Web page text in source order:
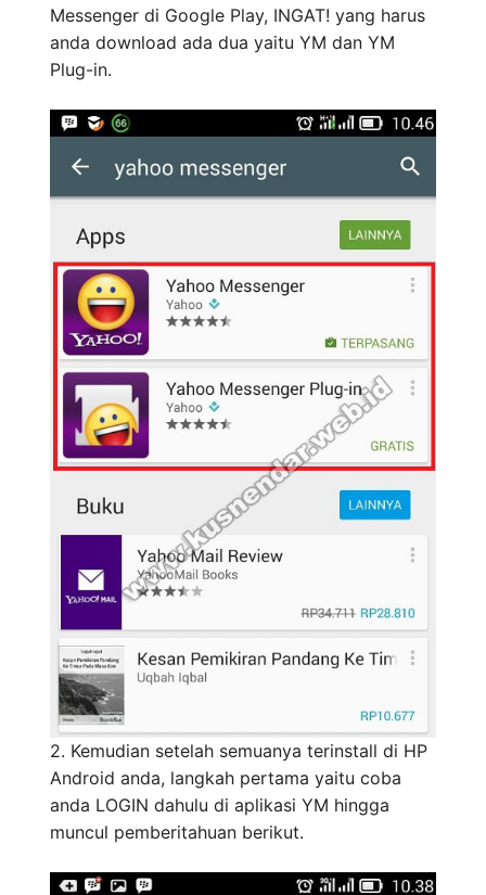
Messenger di Google Play, INGAT! yang harus
anda download ada dua yaitu YM dan YM
Plug-in.
2. Kemudian setelah semuanya terinstall di HP
Android anda, langkah pertama yaitu coba
anda LOGIN dahulu di aplikasi YM hingga
muncul pemberitahuan berikut.